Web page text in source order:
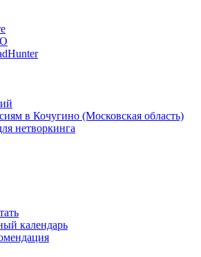
в Кочугино (Московская область)
нетворкинга
календарь